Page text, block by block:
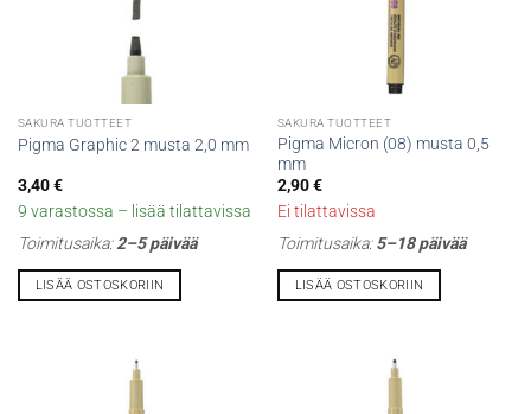
SAKURA TUOTTEET
Pigma Graphic 2 musta 2,0 mm
3,40€
9 varastossa – lisää tilattavissa
Toimitusaika:2–5 päivää
LISÄÄ OSTOSKORIIN
SAKURA TUOTTEET
Pigma Micron (08) musta 0,5
mm
2,90€
Ei tilattavissa
Toimitusaika:5–18 päivää
LISÄÄ OSTOSKORIIN